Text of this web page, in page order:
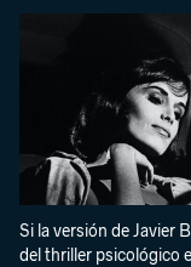
Si la versión de Javier
del thriller psicológico